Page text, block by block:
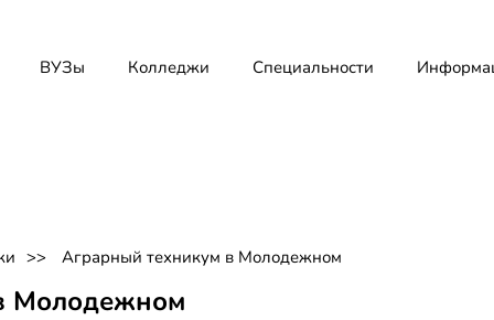
ВУЗы Колледжи Специальности
Аграрный техникум в Молодежном
Молодежном